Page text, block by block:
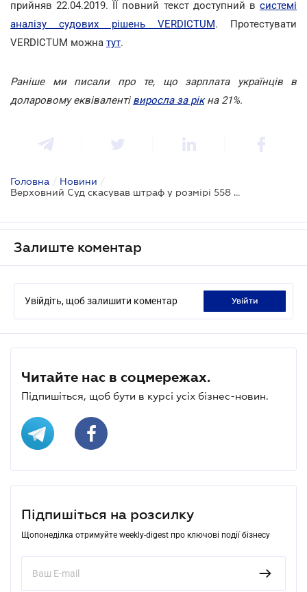
прийняв 22.04.2019. ЇЇ повний текст доступний в системі
аналізу судових рішень VERDICTUM. Протестувати
VERDICTUM можна тут.
Раніше ми писали про те, що зарплата українців в
доларовому еквіваленті виросла за рікна 21%.
Головна / Новини /
Верховний Суд скасував штраф у розмірі 558 450 грн за порушення трудового законодавства
Залиште коментар
Увійдіть, щоб залишити коментар увійти
Читайте нас в соцмережах.
Підпишіться, щоб бути в курсі усіх бізнес-новин.
Підпишіться на розсилку
Щопонеділка отримуйте weekly-digest про ключові події бізнесу